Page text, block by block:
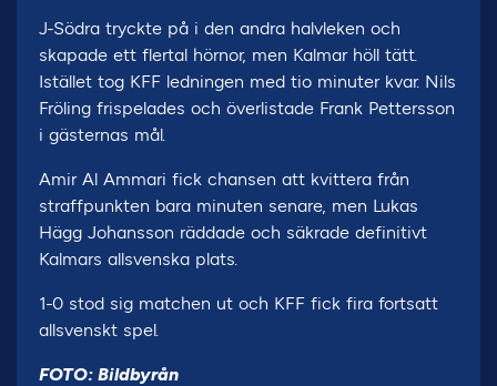
J-Södra tryckte på i den andra halvleken och
skapade ett flertal hörnor, men Kalmar höll tätt.
Istället tog KFF ledningen med tio minuter kvar. Nils
Fröling frispelades och överlistade Frank Pettersson
i gästernas mål.
Amir Al Ammari fick chansen att kvittera från
straffpunkten bara minuten senare, men Lukas
Hägg Johansson räddade och säkrade definitivt
Kalmars allsvenska plats.
1-0 stod sig matchen ut och KFF fick fira fortsatt
allsvenskt spel.
FOTO: Bildbyrån